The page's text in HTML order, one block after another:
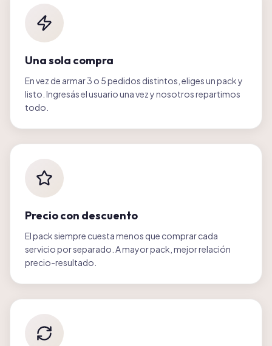
Una sola compra
En vez de armar 3 o 5 pedidos distintos, eliges un pack y
listo. Ingresás el usuario una vez y nosotros repartimos
todo.
Precio con descuento
El pack siempre cuesta menos que comprar cada
servicio por separado. A mayor pack, mejor relación
precio-resultado.